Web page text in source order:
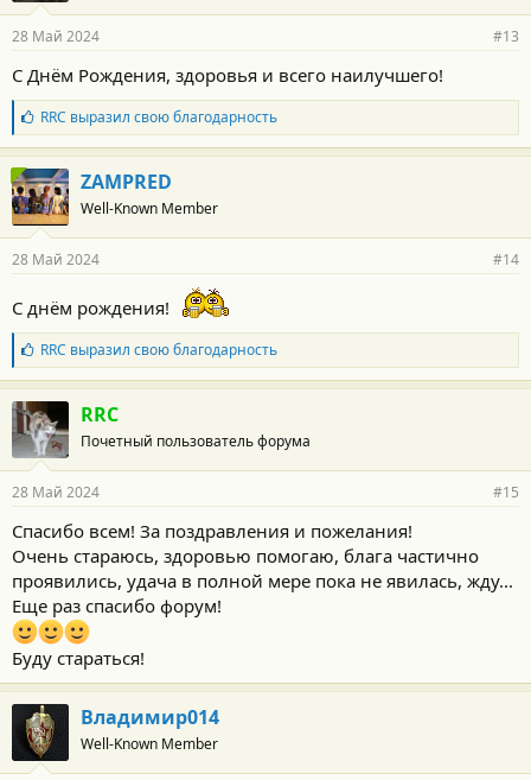
а
н
с
т
и
:
28 Май 2024 #13
С Днём Рождения, здоровья и всего наилучшего!
Б
л
а
г
о
д
а
н
с
и
:
RRC выразил свою благодарность
ZAMPRED
Well-Known Member
28 Май 2024 #14
С днём рождения!
Б
л
а
г
о
д
а
н
с
т
и
RRC выразил свою благодарность
RRC
Почетный пользователь форума
28 Май 2024 #15
Спасибо всем! За поздравления и пожелания!
Очень стараюсь, здоровью помогаю, блага частично
проявились, удача в полной мере пока не явилась, жду...
Еще раз спасибо форум!
Буду стараться!
Владимир014
Well-Known Member